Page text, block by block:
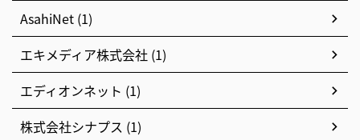
AsahiNet (1)
エキメディア株式会社 (1)
エディオンネット (1)
株式会社シナプス (1)